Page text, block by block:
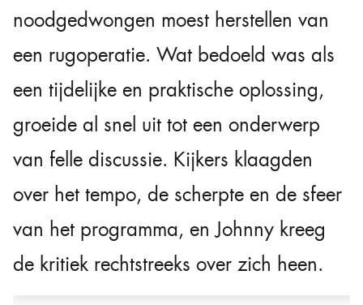
noodgedwongen moest herstellen van
een rugoperatie. Wat bedoeld was als
een tijdelijke en praktische oplossing,
groeide al snel uit tot een onderwerp
van felle discussie. Kijkers klaagden
over het tempo, de scherpte en de sfeer
van het programma, en Johnny kreeg
de kritiek rechtstreeks over zich heen.